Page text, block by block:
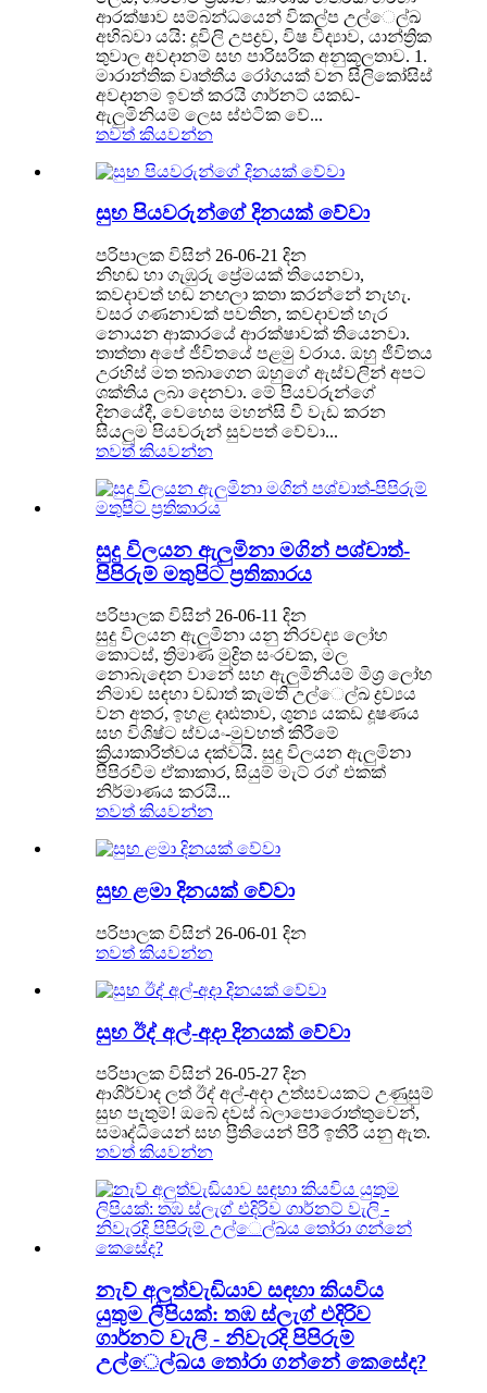
ආරක්ෂාව සම්බන්ධයෙන් විකල්ප උල්ෙල්ඛ
අභිබවා යයි: දූවිලි උපද්‍රව, විෂ විද්‍යාව, යාන්ත්‍රික
තුවාල අවදානම් සහ පාරිසරික අනුකූලතාව. 1.
මාරාන්තික වෘත්තීය රෝගයක් වන සිලිකෝසිස්
අවදානම ඉවත් කරයි ගාර්නට් යකඩ-
ඇලුමිනියම් ලෙස ස්ඵටික වේ...
තවත් කියවන්න
සුභ පියවරුන්ගේ දිනයක් වේවා
පරිපාලක විසින් 26-06-21 දින
නිහඬ හා ගැඹුරු ප්‍රේමයක් තියෙනවා,
කවදාවත් හඬ නඟලා කතා කරන්නේ නැහැ.
වසර ගණනාවක් පවතින, කවදාවත් හැර
නොයන ආකාරයේ ආරක්ෂාවක් තියෙනවා.
තාත්තා අපේ ජීවිතයේ පළමු වරාය. ඔහු ජීවිතය
උරහිස් මත තබාගෙන ඔහුගේ ඇස්වලින් අපට
ශක්තිය ලබා දෙනවා. මේ පියවරුන්ගේ
දිනයේදී, වෙහෙස මහන්සි වී වැඩ කරන
සියලුම පියවරුන් සුවපත් වේවා...
තවත් කියවන්න
සුදු විලයන ඇලුමිනා මගින් පශ්චාත්-
පිපිරුම් මතුපිට ප්‍රතිකාරය
පරිපාලක විසින් 26-06-11 දින
සුදු විලයන ඇලුමිනා යනු නිරවද්‍ය ලෝහ
කොටස්, ත්‍රිමාණ මුද්‍රිත සංරචක, මල
නොබැඳෙන වානේ සහ ඇලුමිනියම් මිශ්‍ර ලෝහ
නිමාව සඳහා වඩාත් කැමති උල්ෙල්ඛ ද්‍රව්‍යය
වන අතර, ඉහළ දෘඪතාව, ශුන්‍ය යකඩ දූෂණය
සහ විශිෂ්ට ස්වයං-මුවහත් කිරීමේ
ක්‍රියාකාරිත්වය දක්වයි. සුදු විලයන ඇලුමිනා
පිපිරවීම ඒකාකාර, සියුම් මැට් රග් එකක්
නිර්මාණය කරයි...
තවත් කියවන්න
සුභ ළමා දිනයක් වේවා
පරිපාලක විසින් 26-06-01 දින
තවත් කියවන්න
සුභ ඊද් අල්-අදා දිනයක් වේවා
පරිපාලක විසින් 26-05-27 දින
ආශිර්වාද ලත් ඊද් අල්-අදා උත්සවයකට උණුසුම්
සුභ පැතුම්! ඔබේ දවස් බලාපොරොත්තුවෙන්,
සමෘද්ධියෙන් සහ ප්‍රීතියෙන් පිරී ඉතිරී යනු ඇත.
තවත් කියවන්න
නැව් අලුත්වැඩියාව සඳහා කියවිය
යුතුම ලිපියක්: තඹ ස්ලැග් එදිරිව
ගාර්නට් වැලි - නිවැරදි පිපිරුම්
උල්ෙල්ඛය තෝරා ගන්නේ කෙසේද?